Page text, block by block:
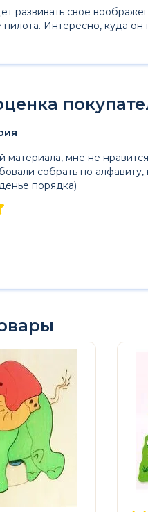
развивать свое
пилота. Интересно, куда он
материала, мне не
собрать по
порядка)